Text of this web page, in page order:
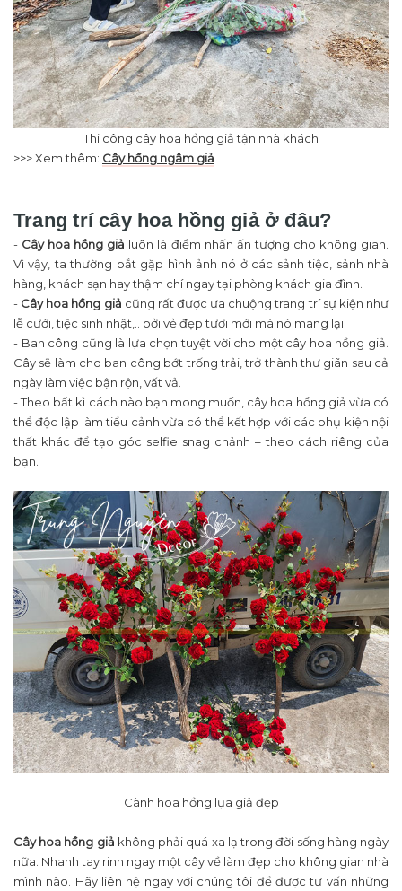
Thi công cây hoa hồng giả tận nhà khách
>>> Xem thêm: Cây hồng ngâm giả
Trang trí cây hoa hồng giả ở đâu?
- Cây hoa hồng giả luôn là điểm nhấn ấn tượng cho không gian.
Vì vậy, ta thường bắt gặp hình ảnh nó ở các sảnh tiệc, sảnh nhà
hàng, khách sạn hay thậm chí ngay tại phòng khách gia đình.
- Cây hoa hồng giả cũng rất được ưa chuộng trang trí sự kiện như
lễ cưới, tiệc sinh nhật,.. bởi vẻ đẹp tươi mới mà nó mang lại.
- Ban công cũng là lựa chọn tuyệt vời cho một cây hoa hồng giả.
Cây sẽ làm cho ban công bớt trống trải, trở thành thư giãn sau cả
ngày làm việc bận rộn, vất vả.
- Theo bất kì cách nào bạn mong muốn, cây hoa hồng giả vừa có
thể độc lập làm tiểu cảnh vừa có thể kết hợp với các phụ kiện nội
thất khác để tạo góc selfie snag chảnh – theo cách riêng của
bạn.
Cành hoa hồng lụa giả đẹp
Cây hoa hồng giả không phải quá xa lạ trong đời sống hàng ngày
nữa. Nhanh tay rinh ngay một cây về làm đẹp cho không gian nhà
mình nào. Hãy liên hệ ngay với chúng tôi để được tư vấn những